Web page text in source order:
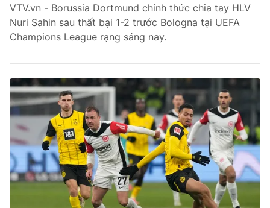
VTV.vn - Borussia Dortmund chính thức chia tay HLV
Nuri Sahin sau thất bại 1-2 trước Bologna tại UEFA
Champions League rạng sáng nay.